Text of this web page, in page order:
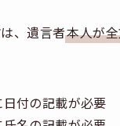
は、遺言者本人が
付の記載が必要